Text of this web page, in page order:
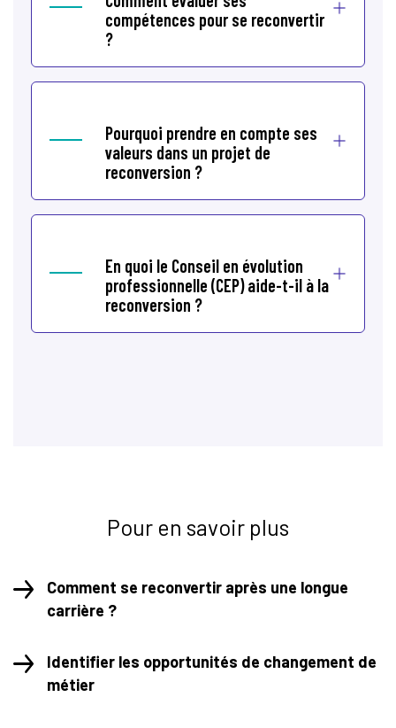
compétences pour se reconvertir
?
Pourquoi prendre en compte ses
valeurs dans un projet de
reconversion ?
En quoi le Conseil en évolution
professionnelle (CEP) aide-t-il à la
reconversion ?
Pour en savoir plus
Comment se reconvertir après une longue
carrière ?
Identifier les opportunités de changement de
métier